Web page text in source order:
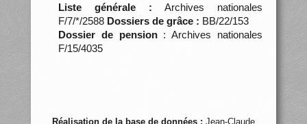
Liste générale : Archives nationales
F/7/*/2588 Dossiers de grâce : BB/22/153
Dossier de pension: Archives nationales
F/15/4035
Réalisation de la base de données : Jean-Claude